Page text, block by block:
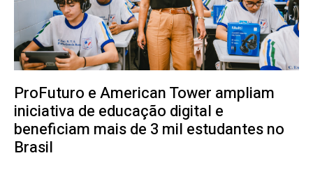
ProFuturo e American Tower ampliam
iniciativa de educação digital e
beneficiam mais de 3 mil estudantes no
Brasil